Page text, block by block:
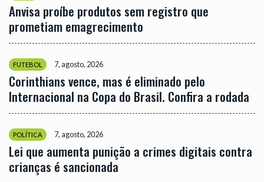
Anvisa proíbe produtos sem registro que
prometiam emagrecimento
FUTEBOL 7, agosto, 2026
Corinthians vence, mas é eliminado pelo
Internacional na Copa do Brasil. Confira a rodada
POLÍTICA 7, agosto, 2026
Lei que aumenta punição a crimes digitais contra
crianças é sancionada